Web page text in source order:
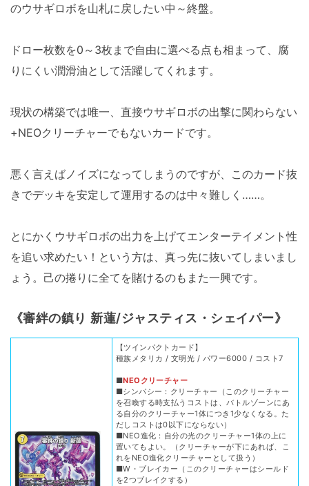
のウサギロボを山札に戻したい中～終盤。
ドロー枚数を0～3枚まで自由に選べる点も相まって、腐
りにくい潤滑油として活躍してくれます。
現状の構築では唯一、直接ウサギロボの出撃に関わらない
+NEOクリーチャーでもないカードです。
悪く言えばノイズになってしまうのですが、このカード抜
きでデッキを安定して運用するのは中々難しく……。
とにかくウサギロボの出力を上げてエンターテイメント性
を追い求めたい！という方は、真っ先に抜いてしまいまし
ょう。己の捲りに全てを賭けるのもまた一興です。
《審絆の鎮り 新蓮/ジャスティス・シェイパー》
【ツインパクトカード】
種族メタリカ / 文明光 / パワー6000 / コスト7
■NEOクリーチャー
■シンパシー：クリーチャー（このクリーチャー
を召喚する時支払うコストは、バトルゾーンにあ
る自分のクリーチャー1体につき1少なくなる。た
だしコストは0以下にならない）
■NEO進化：自分の光のクリーチャー1体の上に
置いてもよい。（クリーチャーが下にあれば、こ
れをNEO進化クリーチャーとして扱う）
■W・ブレイカー（このクリーチャーはシールド
を2つブレイクする）